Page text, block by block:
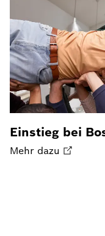
Einstieg bei
Mehr dazu